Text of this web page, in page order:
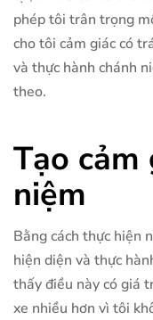
phép tôi trân trọng
cho tôi cảm giác có
và thực hành chánh
theo.
Tạo cảm
niệm
Bằng cách thực hiện
hiện diện và thực
thấy điều này có giá
xe nhiều hơn vì tôi